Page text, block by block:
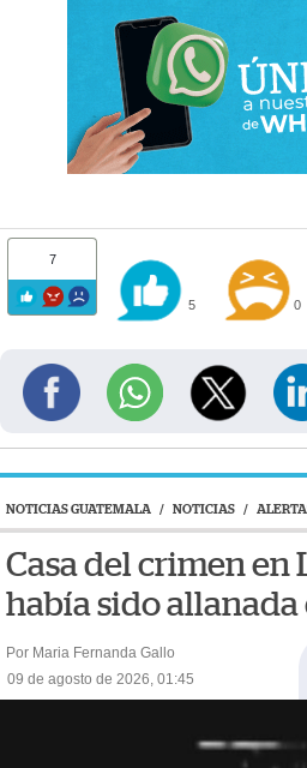
7
5 0
NOTICIAS GUATEMALA / NOTICIAS /
Casa del crimen en
había sido allanada
Por Maria Fernanda Gallo
09 de agosto de 2026, 01:45